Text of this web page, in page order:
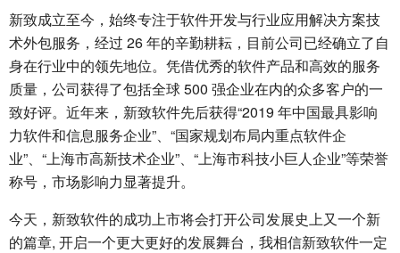
新致成立至今，始终专注于软件开发与行业应用解决方案技
术外包服务，经过 26 年的辛勤耕耘，目前公司已经确立了自
身在行业中的领先地位。凭借优秀的软件产品和高效的服务
质量，公司获得了包括全球 500 强企业在内的众多客户的一
致好评。近年来，新致软件先后获得“2019 年中国最具影响
力软件和信息服务企业”、“国家规划布局内重点软件企
业”、“上海市高新技术企业”、“上海市科技小巨人企业”等荣誉
称号，市场影响力显著提升。
今天，新致软件的成功上市将会打开公司发展史上又一个新
的篇章, 开启一个更大更好的发展舞台，我相信新致软件一定